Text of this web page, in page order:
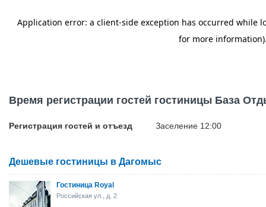
Время регистрации гостей гостиницы База
Регистрация гостей и отъезд Заселение 12:00
Дешевые гостиницы в Дагомыс
Гостиница Royal
Российская ул., д. 2